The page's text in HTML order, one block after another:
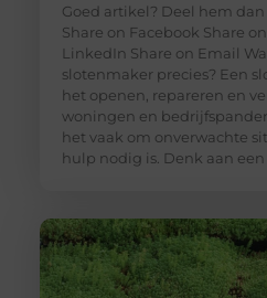
Goed artikel? Deel hem dan
Share on Facebook Share
LinkedIn Share on Email
slotenmaker precies? Een
het openen, repareren en
woningen en
het vaak om onverwachte
hulp nodig is. Denk aan